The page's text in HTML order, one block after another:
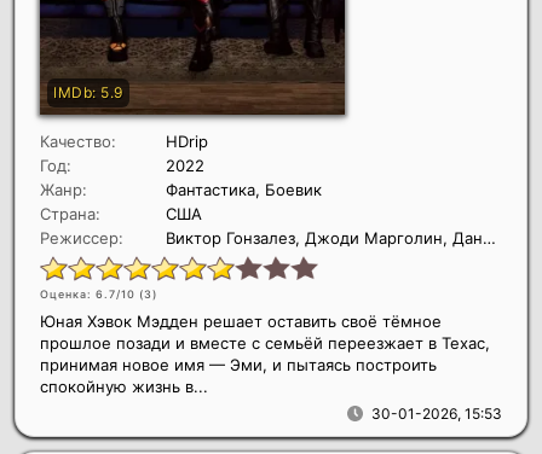
Качество:
HDrip
Год:
2022
Жанр:
Фантастика, Боевик
Страна:
США
Режиссер:
Виктор Гонзалез, Джоди Марголин, Даниель Фишел
Оценка: 6.7/10 (3)
30-01-2026, 15:53
Юная Хэвок Мэдден решает оставить своё тёмное
прошлое позади и вместе с семьёй переезжает в Техас,
принимая новое имя — Эми, и пытаясь построить
спокойную жизнь в...